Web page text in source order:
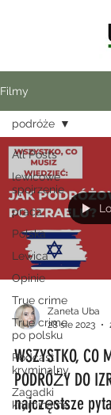
Filmy
All Posts
lewicowe
spojrzenie
praca
Polska
Lewica
Opinie
True crime
True crime
po polsku
Podcast
kryminalny
Zagadki
kryminalne
podróże
Zaneta Uba
28 sie 2023
WSZYSTKO, CO
PODRÓŻY DO
najczęstsze